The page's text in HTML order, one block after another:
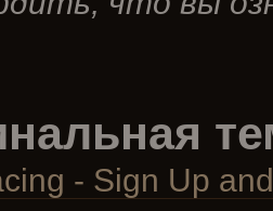
- Sign Up